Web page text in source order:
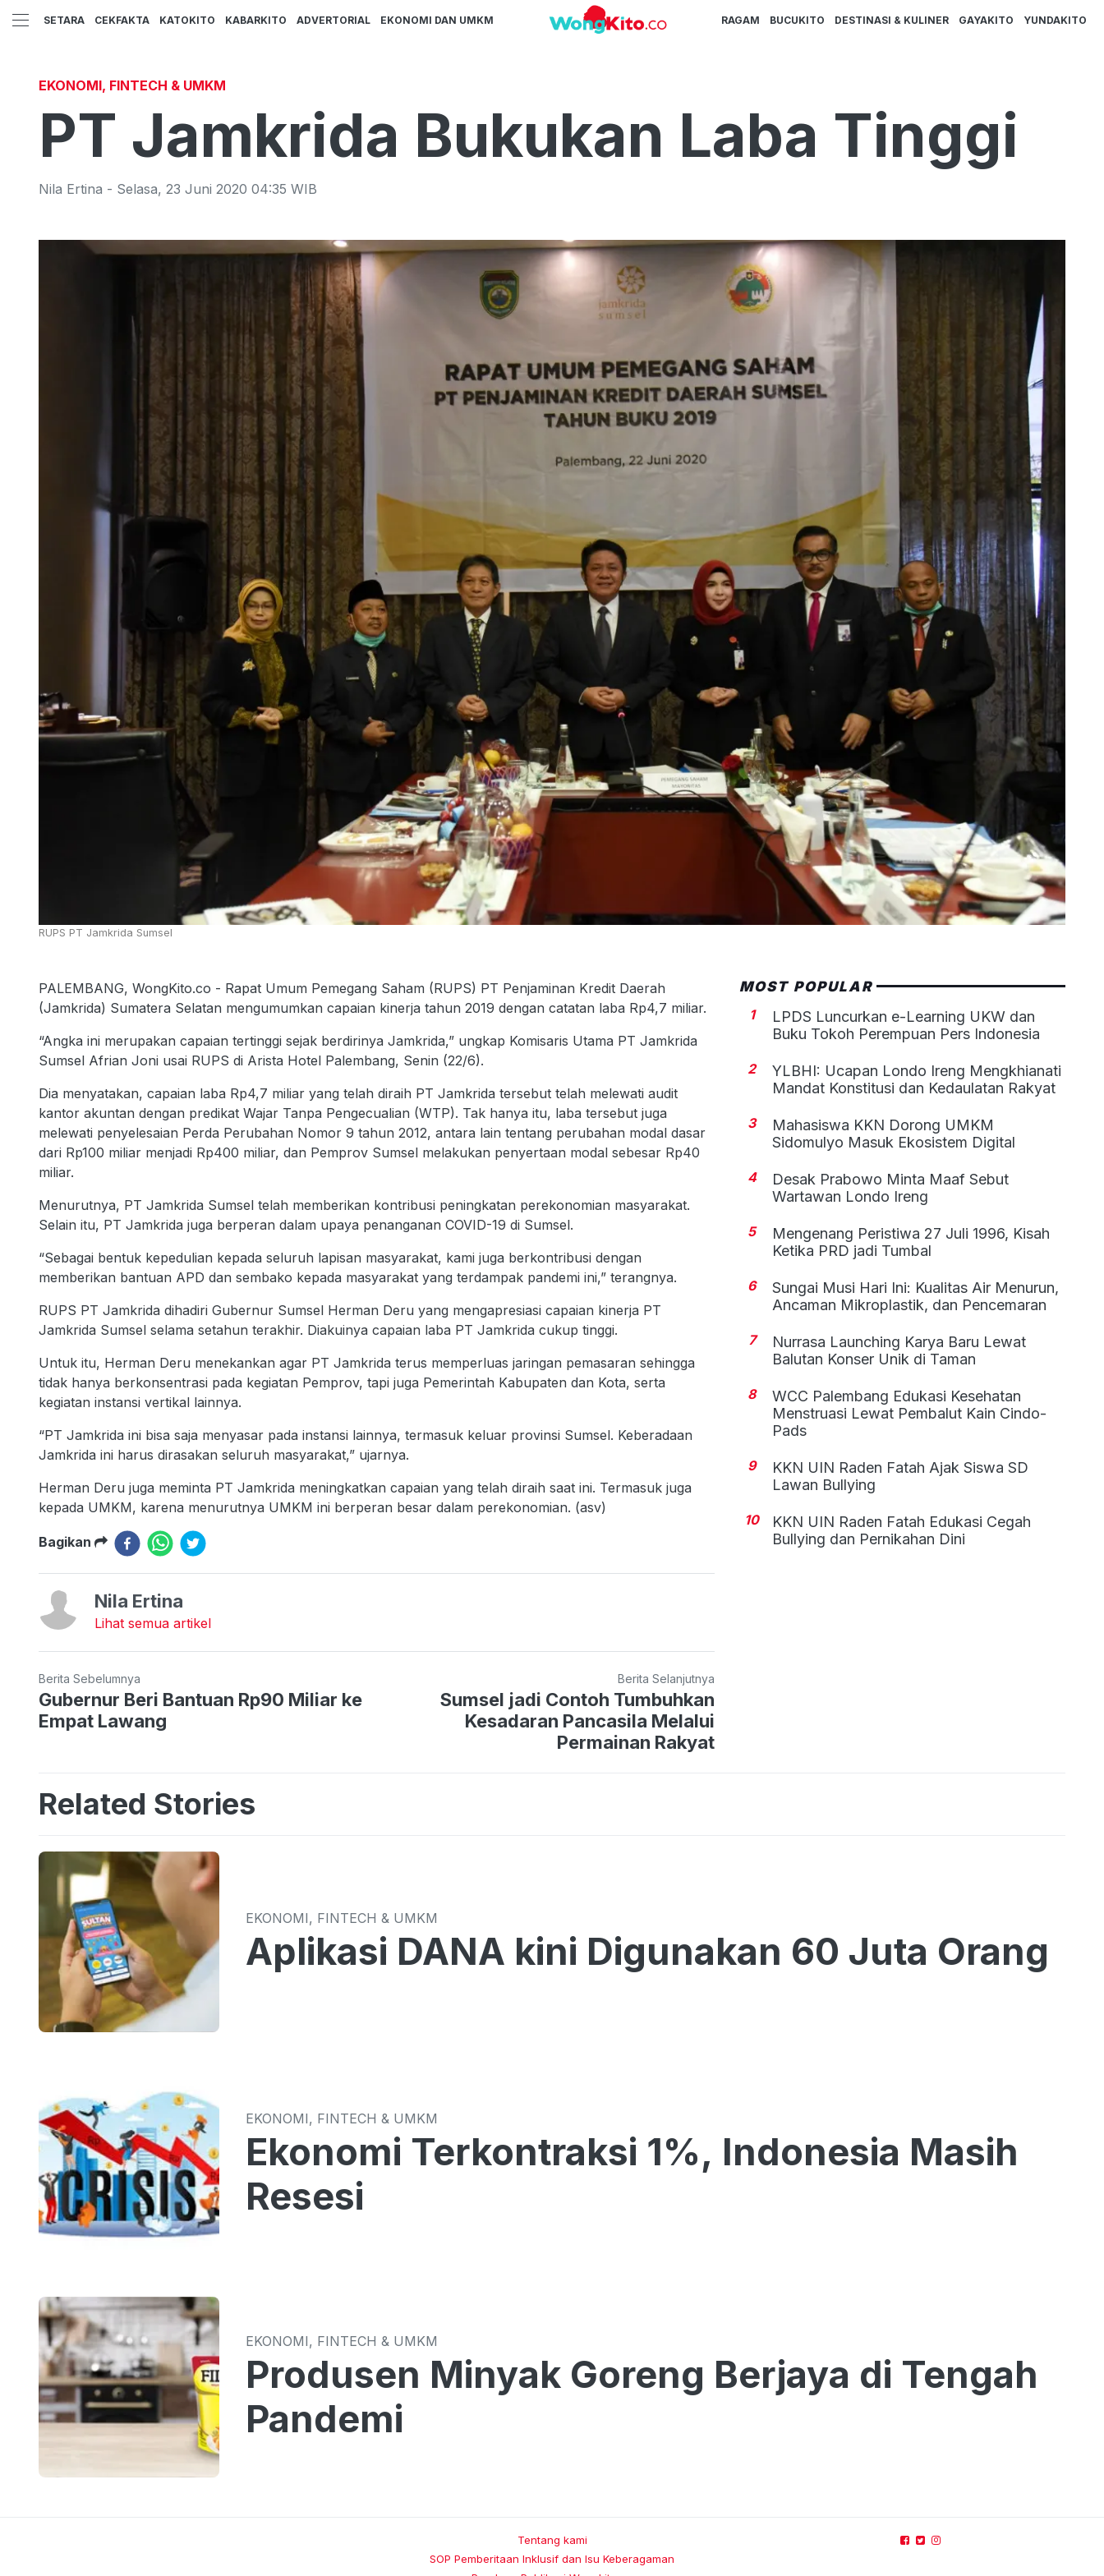
SETARA CEKFAKTA KATOKITO KABARKITO ADVERTORIAL EKONOMI DAN UMKM RAGAM BUCUKITO DESTINASI & KULINER GAYAKITO YUNDAKITO
EKONOMI, FINTECH & UMKM
PT Jamkrida Bukukan Laba Tinggi
Nila Ertina - Selasa, 23 Juni 2020 04:35 WIB
RUPS PT Jamkrida Sumsel
PALEMBANG, WongKito.co - Rapat Umum Pemegang Saham (RUPS) PT Penjaminan Kredit Daerah
(Jamkrida) Sumatera Selatan mengumumkan capaian kinerja tahun 2019 dengan catatan laba Rp4,7 miliar.
“Angka ini merupakan capaian tertinggi sejak berdirinya Jamkrida,” ungkap Komisaris Utama PT Jamkrida
Sumsel Afrian Joni usai RUPS di Arista Hotel Palembang, Senin (22/6).
Dia menyatakan, capaian laba Rp4,7 miliar yang telah diraih PT Jamkrida tersebut telah melewati audit
kantor akuntan dengan predikat Wajar Tanpa Pengecualian (WTP). Tak hanya itu, laba tersebut juga
melewati penyelesaian Perda Perubahan Nomor 9 tahun 2012, antara lain tentang perubahan modal dasar
dari Rp100 miliar menjadi Rp400 miliar, dan Pemprov Sumsel melakukan penyertaan modal sebesar Rp40
miliar.
Menurutnya, PT Jamkrida Sumsel telah memberikan kontribusi peningkatan perekonomian masyarakat.
Selain itu, PT Jamkrida juga berperan dalam upaya penanganan COVID-19 di Sumsel.
“Sebagai bentuk kepedulian kepada seluruh lapisan masyarakat, kami juga berkontribusi dengan
memberikan bantuan APD dan sembako kepada masyarakat yang terdampak pandemi ini,” terangnya.
RUPS PT Jamkrida dihadiri Gubernur Sumsel Herman Deru yang mengapresiasi capaian kinerja PT
Jamkrida Sumsel selama setahun terakhir. Diakuinya capaian laba PT Jamkrida cukup tinggi.
Untuk itu, Herman Deru menekankan agar PT Jamkrida terus memperluas jaringan pemasaran sehingga
tidak hanya berkonsentrasi pada kegiatan Pemprov, tapi juga Pemerintah Kabupaten dan Kota, serta
kegiatan instansi vertikal lainnya.
“PT Jamkrida ini bisa saja menyasar pada instansi lainnya, termasuk keluar provinsi Sumsel. Keberadaan
Jamkrida ini harus dirasakan seluruh masyarakat,” ujarnya.
Herman Deru juga meminta PT Jamkrida meningkatkan capaian yang telah diraih saat ini. Termasuk juga
kepada UMKM, karena menurutnya UMKM ini berperan besar dalam perekonomian. (asv)
Bagikan
Nila Ertina
Lihat semua artikel
Berita Sebelumnya
Gubernur Beri Bantuan Rp90 Miliar ke
Empat Lawang
Berita Selanjutnya
Sumsel jadi Contoh Tumbuhkan
Kesadaran Pancasila Melalui
Permainan Rakyat
MOST POPULAR
1
LPDS Luncurkan e-Learning UKW dan
Buku Tokoh Perempuan Pers Indonesia
2
YLBHI: Ucapan Londo Ireng Mengkhianati
Mandat Konstitusi dan Kedaulatan Rakyat
3
Mahasiswa KKN Dorong UMKM
Sidomulyo Masuk Ekosistem Digital
4
Desak Prabowo Minta Maaf Sebut
Wartawan Londo Ireng
5
Mengenang Peristiwa 27 Juli 1996, Kisah
Ketika PRD jadi Tumbal
6
Sungai Musi Hari Ini: Kualitas Air Menurun,
Ancaman Mikroplastik, dan Pencemaran
7
Nurrasa Launching Karya Baru Lewat
Balutan Konser Unik di Taman
8
WCC Palembang Edukasi Kesehatan
Menstruasi Lewat Pembalut Kain Cindo-
Pads
9
KKN UIN Raden Fatah Ajak Siswa SD
Lawan Bullying
10
KKN UIN Raden Fatah Edukasi Cegah
Bullying dan Pernikahan Dini
Related Stories
EKONOMI, FINTECH & UMKM
Aplikasi DANA kini Digunakan 60 Juta Orang
EKONOMI, FINTECH & UMKM
Ekonomi Terkontraksi 1%, Indonesia Masih
Resesi
EKONOMI, FINTECH & UMKM
Produsen Minyak Goreng Berjaya di Tengah
Pandemi
Tentang kami
SOP Pemberitaan Inklusif dan Isu Keberagaman